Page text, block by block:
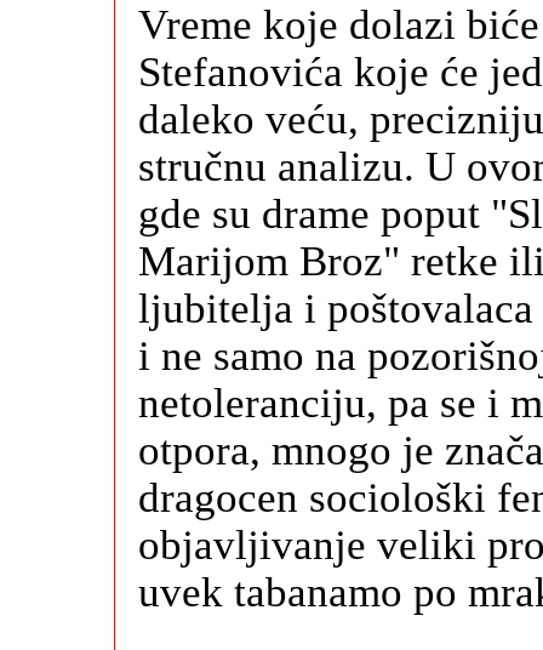
Vreme koje dolazi
Stefanovića koje će
daleko veću,
stručnu analizu. U
gde su drame poput
Marijom Broz" retke
ljubitelja i poštovalaca
i ne samo na
netoleranciju, pa se i
otpora, mnogo je
dragocen sociološki
objavljivanje veliki
uvek tabanamo po